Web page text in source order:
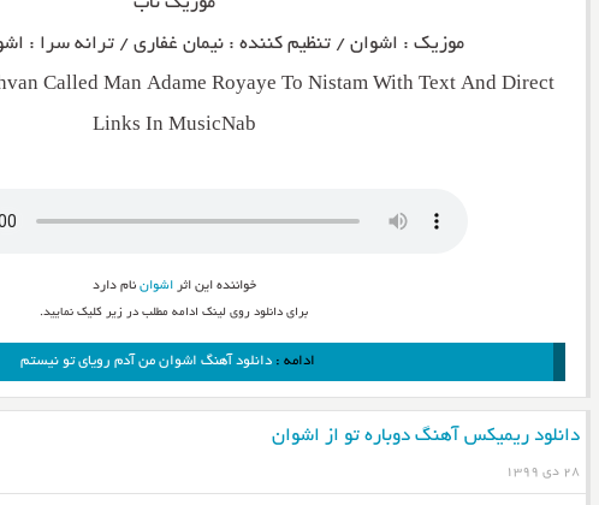
موزیک : اشوان / تنظیم کننده : نیمان غفاری / ترانه سرا :
Called Man Adame Royaye To Nistam With Text And Direct
Links In MusicNab
خواننده این اثراشوان نام دارد
برای دانلود روی لینک ادامه مطلب در زیر کلیک نمایید.
ادامه : دانلود آهنگ اشوان من آدم رویای تو نیستم
دانلود ریمیکس آهنگ دوباره تو از اشوان
۲۸ دی ۱۳۹۹